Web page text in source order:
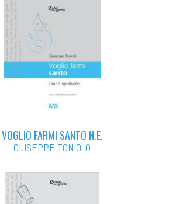
VOGLIO FARMI SANTO N.E.
GIUSEPPE TONIOLO